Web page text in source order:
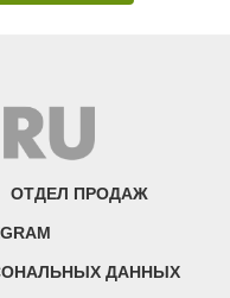
ОТДЕЛ ПРОДАЖ
ДАННЫХ